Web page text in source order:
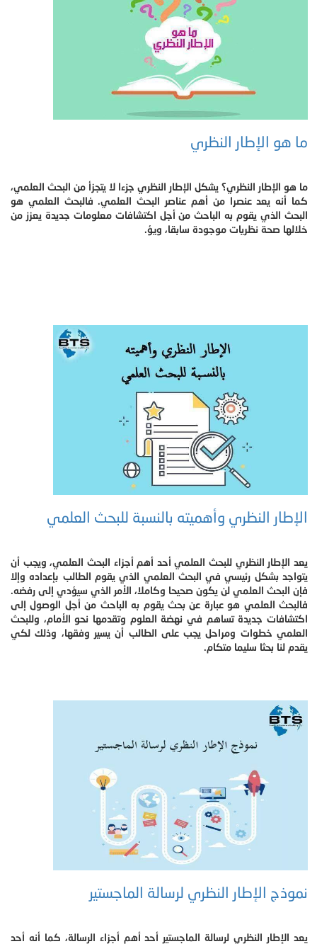
ما هو الإطار النظري
ما هو الإطار النظري؟ يشكل الإطار النظري جزءا لا يتجزأ من البحث العلمي،
كما أنه يعد عنصرا من أهم عناصر البحث العلمي. فالبحث العلمي هو
البحث الذي يقوم به الباحث من أجل اكتشافات معلومات جديدة يعزز من
خلالها صحة نظريات موجودة سابقا، ويؤ.
الإطار النظري وأهميته بالنسبة للبحث العلمي
يعد الإطار النظري للبحث العلمي أحد أهم أجزاء البحث العلمي، ويجب أن
يتواجد بشكل رئيسي في البحث العلمي الذي يقوم الطالب بإعداده وإلا
فإن البحث العلمي لن يكون صحيحا وكاملا، الأمر الذي سيؤدي إلى رفضه.
فالبحث العلمي هو عبارة عن بحث يقوم به الباحث من أجل الوصول إلى
اكتشافات جديدة تساهم في نهضة العلوم وتقدمها نحو الأمام، وللبحث
العلمي خطوات ومراحل يجب على الطالب أن يسير وفقها، وذلك لكي
يقدم لنا بحثا سليما متكام.
نموذج الإطار النظري لرسالة الماجستير
يعد الإطار النظري لرسالة الماجستير أحد أهم أجزاء الرسالة، كما أنه أحد